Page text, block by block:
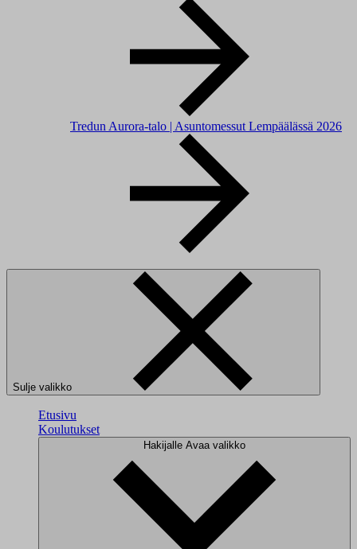
Tredun Aurora-talo | Asuntomessut Lempäälässä 2026
Sulje valikko
Etusivu
Koulutukset
Hakijalle Avaa valikko